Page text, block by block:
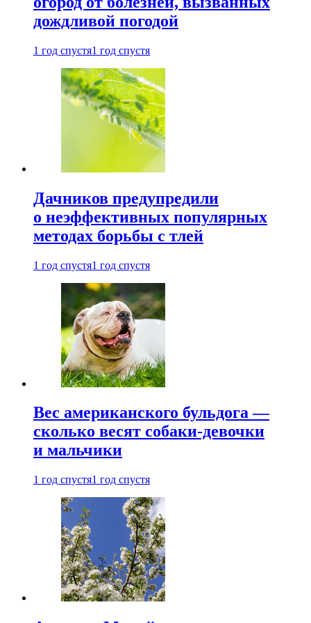
дождливой погодой
1 год спустя1 год спустя
Дачников предупредили
о неэффективных популярных
методах борьбы с тлей
1 год спустя1 год спустя
Вес американского бульдога —
сколько весят собаки-девочки
и мальчики
1 год спустя1 год спустя